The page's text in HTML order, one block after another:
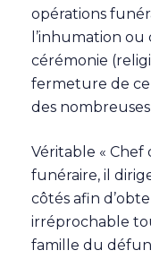
opérations
l’inhumation
cérémonie
fermeture de
des
Véritable « Chef
funéraire, il
côtés afin
irréprochable
famille du